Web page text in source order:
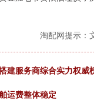
淘配网提示：
建服务商综合实力权威
运费整体稳定